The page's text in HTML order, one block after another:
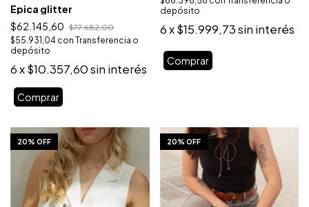
Epica glitter
$62.145,60
$77.682,00
$55.931,04 con Transferencia o
depósito
6x$10.357,60sin interés
Comprar
depósito
6x$15.999,73sin interés
1/10
20% OFF 1/10
20% OFF